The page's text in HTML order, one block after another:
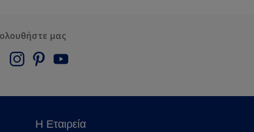
μας
Η Εταιρεία